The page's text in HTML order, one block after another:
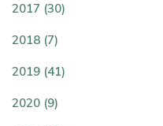
2017 (30)
2018 (7)
2019 (41)
2020 (9)